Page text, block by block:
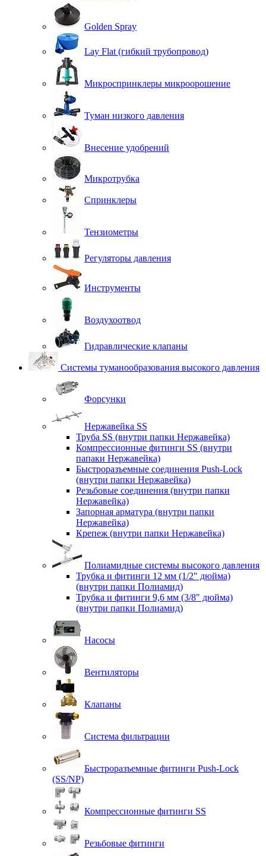
Golden Spray
Lay Flat (гибкий трубопровод)
Микроспринклеры микроорошение
Туман низкого давления
Внесение удобрений
Микротрубка
Спринклеры
Тензиометры
Регуляторы давления
Инструменты
Воздухоотвод
Гидравлические клапаны
Системы туманообразования высокого давления
Форсунки
Нержавейка SS
Труба SS (внутри папки Нержавейка)
Компрессионные фитинги SS (внутри
папаки Нержавейка)
Быстроразъемные соединения Push-Lock
(внутри папки Нержавейка)
Резьбовые соединения (внутри папки
Нержавейка)
Запорная арматура (внутри папки
Нержавейка)
Крепеж (внутри папки Нержавейка)
Полиамидные системы высокого давления
Трубка и фитинги 12 мм (1/2" дюйма)
(внутри папки Полиамид)
Трубка и фитинги 9,6 мм (3/8" дюйма)
(внутри папки Полиамид)
Насосы
Вентиляторы
Клапаны
Система фильтрации
Быстроразъемные фитинги Push-Lock
(SS/NP)
Компрессионные фитинги SS
Резьбовые фитинги